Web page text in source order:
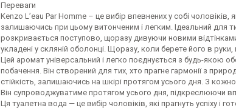
Переваги
Kenzo L’eau Par Homme – це вибір впевнених у собі чоловіків,
залишаючись при цьому витонченим і легким. Ідеальний для
розкривається поступово, щоразу дивуючи новими
укладені у скляній оболонці. Щоразу, коли берете його в
Цей аромат універсальний і легко поєднується з будь-якою
побачення. Він створений для тих, хто прагне гармонії з
стійкість, залишаючись на шкірі протягом усього дня. З
Він супроводжуватиме протягом усього дня, підкреслюючи
Ця туалетна вода — це вибір чоловіків, які прагнуть успіху і